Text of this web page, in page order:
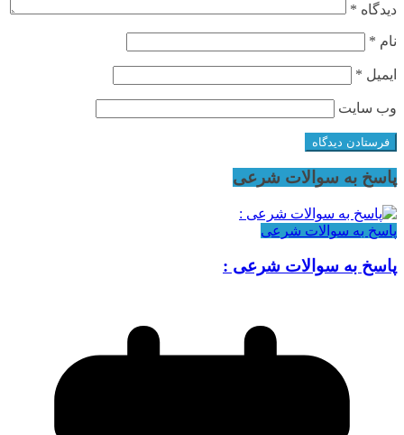
دیدگاه *
نام *
ایمیل *
وب‌ سایت
پاسخ به سوالات شرعی
پاسخ به سوالات شرعی
پاسخ به سوالات شرعی :